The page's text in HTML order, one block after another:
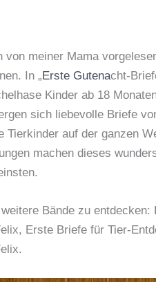
meiner Mama
In „Erste Gutenacht-
Kinder ab 18
sich liebevolle Briefe
Tierkinder auf der ganzen
machen dieses
Bände zu
Erste Briefe für Tier-